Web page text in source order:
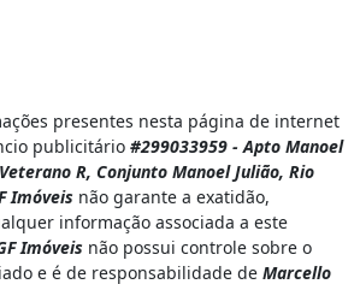
presentes nesta página de internet
publicitário #299033959 - Apto Manoel
R, Conjunto Manoel Julião, Rio
Imóveis não garante a exatidão,
informação associada a este
Imóveis não possui controle sobre o
e é de responsabilidade de Marcello